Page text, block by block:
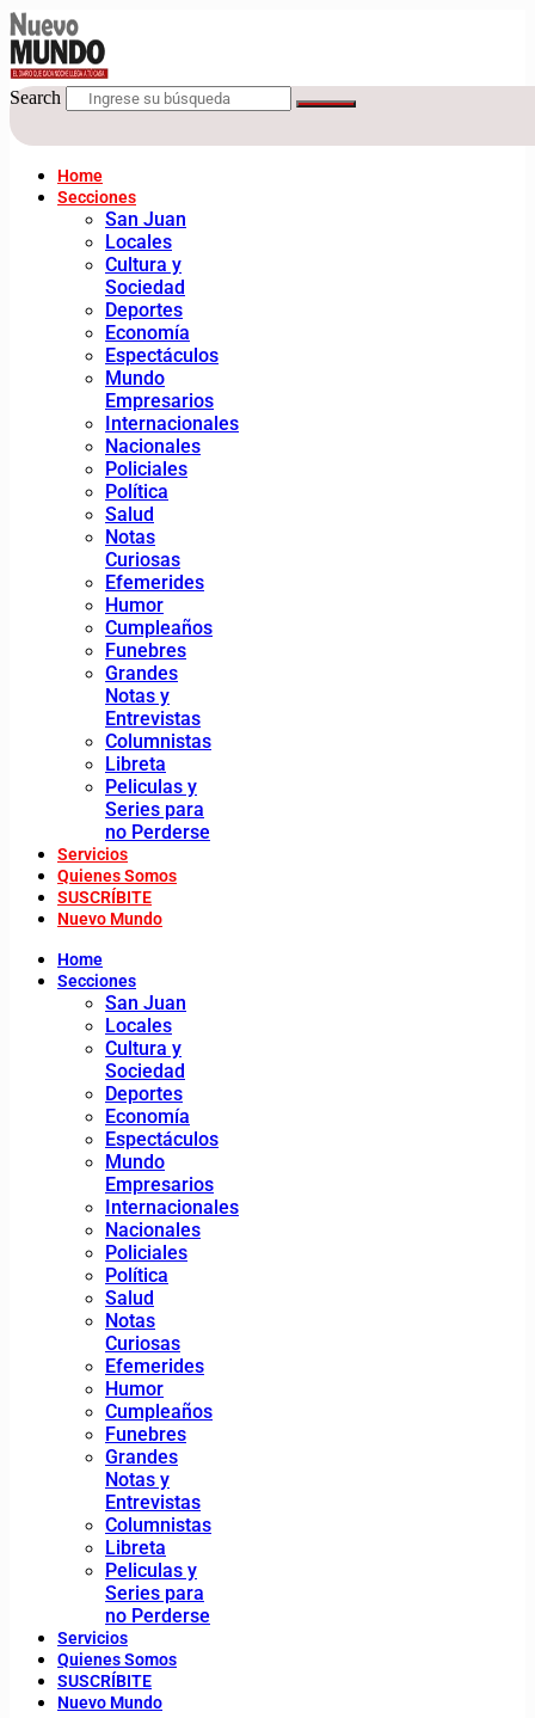
Search
Home
Secciones
San Juan
Locales
Cultura y
Sociedad
Deportes
Economía
Espectáculos
Mundo
Empresarios
Internacionales
Nacionales
Policiales
Política
Salud
Notas
Curiosas
Efemerides
Humor
Cumpleaños
Funebres
Grandes
Notas y
Entrevistas
Columnistas
Libreta
Peliculas y
Series para
no Perderse
Servicios
Quienes Somos
SUSCRÍBITE
Nuevo Mundo
Home
Secciones
San Juan
Locales
Cultura y
Sociedad
Deportes
Economía
Espectáculos
Mundo
Empresarios
Internacionales
Nacionales
Policiales
Política
Salud
Notas
Curiosas
Efemerides
Humor
Cumpleaños
Funebres
Grandes
Notas y
Entrevistas
Columnistas
Libreta
Peliculas y
Series para
no Perderse
Servicios
Quienes Somos
SUSCRÍBITE
Nuevo Mundo